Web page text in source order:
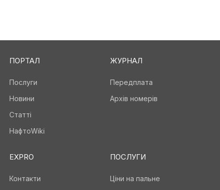
ПОРТАЛ
Послуги
Новини
Статті
НафтоWiki
ЖУРНАЛ
Передплата
Архів номерів
EXPRO
Контакти
ПОСЛУГИ
Ціни на пальне